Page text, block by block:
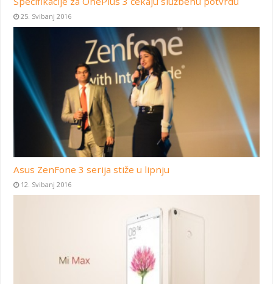
25. Svibanj 2016
Asus ZenFone 3 serija stiže u lipnju
12. Svibanj 2016